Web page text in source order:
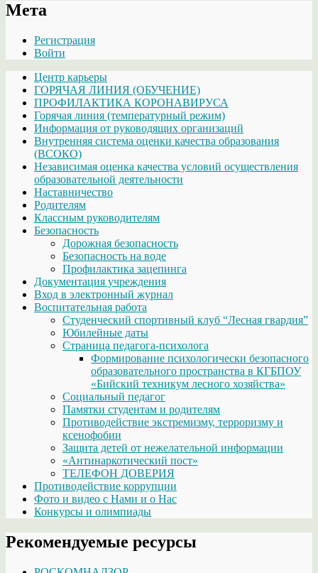
Мета
Регистрация
Войти
Центр карьеры
ГОРЯЧАЯ ЛИНИЯ (ОБУЧЕНИЕ)
ПРОФИЛАКТИКА КОРОНАВИРУСА
Горячая линия (температурный режим)
Информация от руководящих организаций
Внутренняя система оценки качества образования
(ВСОКО)
Независимая оценка качества условий осуществления
образовательной деятельности
Наставничество
Родителям
Классным руководителям
Безопасность
Дорожная безопасность
Безопасность на воде
Профилактика зацепинга
Документация учреждения
Вход в электронный журнал
Воспитательная работа
Студенческий спортивный клуб “Лесная гвардия”
Юбилейные даты
Страница педагога-психолога
Формирование психологически безопасного
образовательного пространства в КГБПОУ
«Бийский техникум лесного хозяйства»
Социальный педагог
Памятки студентам и родителям
Противодействие экстремизму, терроризму и
ксенофобии
Защита детей от нежелательной информации
«Антинаркотический пост»
ТЕЛЕФОН ДОВЕРИЯ
Противодействие коррупции
Фото и видео с Нами и о Нас
Конкурсы и олимпиады
Рекомендуемые ресурсы